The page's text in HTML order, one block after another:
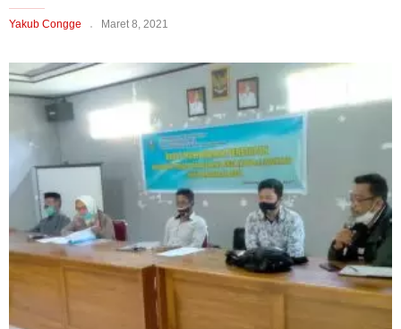
Yakub Congge Maret 8, 2021